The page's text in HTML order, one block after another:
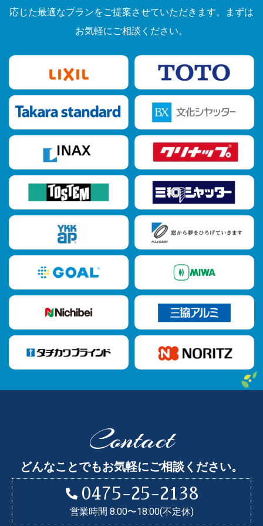
応じた最適なプランをご提案させていただきます。まずは
お気軽にご相談ください。
Contact
どんなことでもお気軽にご相談ください。
0475-25-2138
営業時間 8:00〜18:00(不定休)